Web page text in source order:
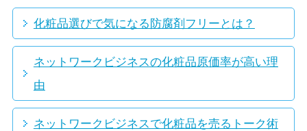
化粧品選びで気になる防腐剤フリーとは？
ネットワークビジネスの化粧品原価率が高い理
由
ネットワークビジネスで化粧品を売るトーク術